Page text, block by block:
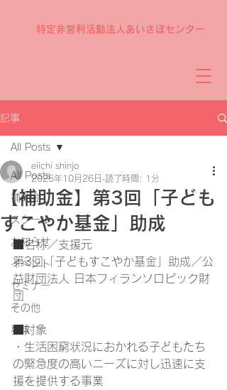
特定非営利活動法人あいさぽセンター
記事
All Posts
補助金
スクール
お知らせ
イベント
セミナー
その他
募集
All Posts
【補助金】第3回「子ども
すこやか基金」助成
eiichi shinjo
2025年10月26日 読了時間: 1分
■名称／支援元
第3回「子どもすこやか基金」助成／公
益財団法人 日本フィランソロピック財
団
■対象
・生活困窮状況におかれる子どもたち
の緊急度の高いニーズに対し迅速に支
援を提供する事業